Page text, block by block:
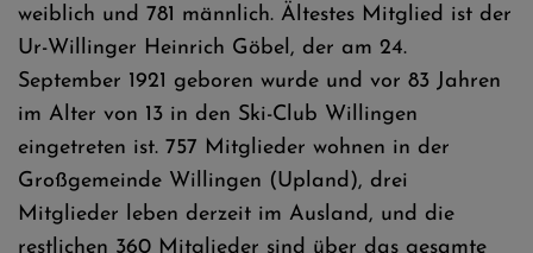
weiblich und 781 männlich. Ältestes Mitglied ist der
Ur-Willinger Heinrich Göbel, der am 24.
September 1921 geboren wurde und vor 83 Jahren
im Alter von 13 in den Ski-Club Willingen
eingetreten ist. 757 Mitglieder wohnen in der
Großgemeinde Willingen (Upland), drei
Mitglieder leben derzeit im Ausland, und die
restlichen 360 Mitglieder sind über das gesamte